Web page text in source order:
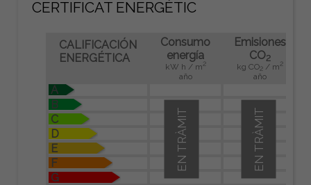
CERTIFICAT ENERGÈTIC
CALIFICACIÓN
ENERGÉTICA
Consumo
energía
kW h / m2
año
Emisiones
CO2
kg CO2 / m2
año
A
B
C
D
E
F
G
EN TRÀMIT
EN TRÀMIT